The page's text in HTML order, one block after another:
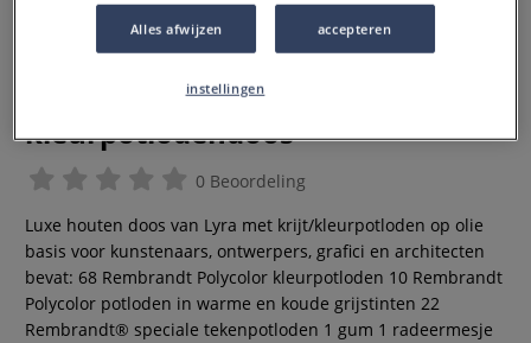
Lyra Rembrandt Professional Art
kleurpotlodendoos
0 Beoordeling
Luxe houten doos van Lyra met krijt/kleurpotloden op olie
basis voor kunstenaars, ontwerpers, grafici en architecten
bevat: 68 Rembrandt Polycolor kleurpotloden 10 Rembrandt
Polycolor potloden in warme en koude grijstinten 22
Rembrandt® speciale tekenpotloden 1 gum 1 radeermesje
Alles afwijzen accepteren
instellingen